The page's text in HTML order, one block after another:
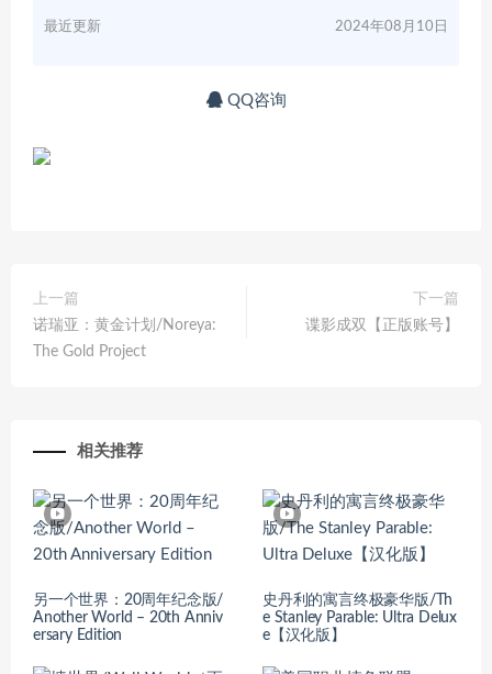
最近更新 2024年08月10日
QQ咨询
上一篇
诺瑞亚：黄金计划/Noreya:
The Gold Project
下一篇
谍影成双【正版账号】
相关推荐
另一个世界：20周年纪念版/
Another World – 20th Anniv
ersary Edition
史丹利的寓言终极豪华版/Th
e Stanley Parable: Ultra Delux
e【汉化版】